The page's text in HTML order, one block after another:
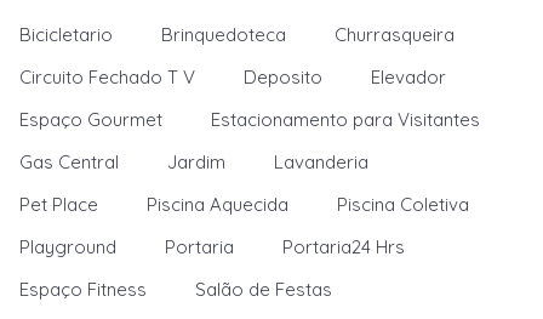
Bicicletario Brinquedoteca
Churrasqueira
Circuito Fechado T V
Deposito
Elevador
Espaço Gourmet
Estacionamento para Visitantes
Gas Central
Jardim
Lavanderia
Pet Place
Piscina Aquecida
Piscina Coletiva
Playground
Portaria
Portaria24 Hrs
Espaço Fitness
Salão de Festas